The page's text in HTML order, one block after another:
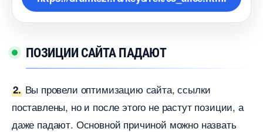
ПОЗИЦИИ САЙТА ПАДАЮТ
2.ы провели оптимизацию сайта, ссылки
поставлены, но и после этого не растут позиции, а
даже падают. Основной причиной можно назвать